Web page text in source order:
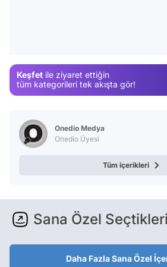
Keşfet ile ziyaret ettiğin
tüm kategorileri tek akışta gör!
Onedio Medya
Onedio Üyesi
Tüm içerikleri
Sana Özel
Daha Fazla Sana Özel